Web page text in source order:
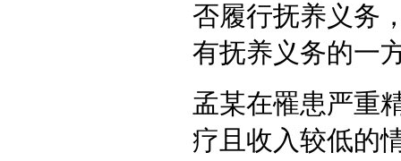
否履行抚养义务
有抚养义务的一
孟某在罹患严重
疗且收入较低的